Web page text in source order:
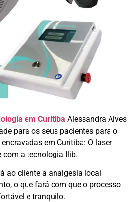
em Curitiba Alessandra Alves
para os seus pacientes para o
em Curitiba: O laser
com a tecnologia Ilib.
ao cliente a analgesia local
o que fará com que o processo
e tranquilo.